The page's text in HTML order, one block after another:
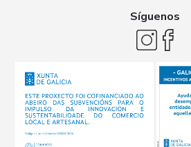
Síguenos